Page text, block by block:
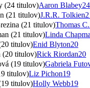
(24 titulov)Aaron Blabey24
(21 titulov)J.R.R. Tolkien
(21 titulov)Thomas
(21 titulov)Linda
titulov)Enid Blyton20
(20 titulov)Rick Riordan20
(19 titulov)Gabriela
titulov)Liz Pichon19
titulov)Holly Webb19